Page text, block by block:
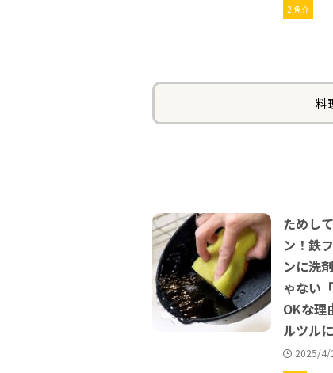
2 魚介
料
ためし
ン！鉄
ンに洗
ゃない
OKな理
ルツル
2025/4/